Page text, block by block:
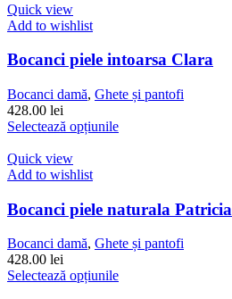
Opțiunile
fi
alese
pagina
Quick view
Add to wishlist
Bocanci piele intoarsa Clara
Bocanci damă, Ghete și pantofi
428.00 lei
Selectează opțiunileAcest
variații.
Opțiunile
pot
fi
în
Quick view
Add to wishlist
Bocanci piele naturala Patricia
Bocanci damă, Ghete și pantofi
428.00 lei
Selectează opțiunileAcest